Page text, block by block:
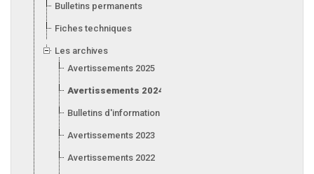
Bulletins permanents
Fiches techniques
Les archives
Avertissements 2025
Avertissements 2024
Bulletins d'information 2024
Avertissements 2023
Avertissements 2022